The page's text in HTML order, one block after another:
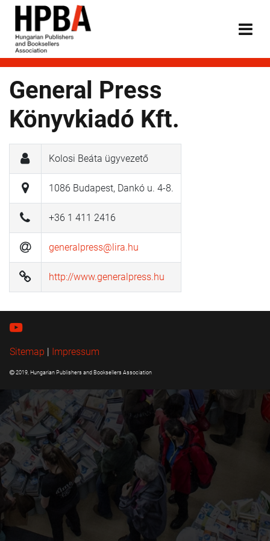
General Press
Könyvkiadó Kft.
Kolosi Beáta ügyvezető
1086 Budapest, Dankó u. 4-8.
+36 1 411 2416
generalpress@lira.hu
http://www.generalpress.hu
Sitemap | Impressum
2019, Hungarian Publishers and Booksellers Association